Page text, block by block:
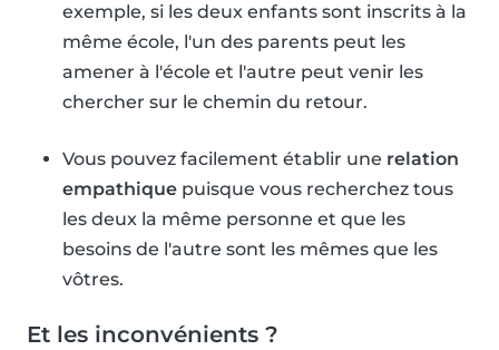
exemple, si les deux enfants sont inscrits à la
même école, l'un des parents peut les
amener à l'école et l'autre peut venir les
chercher sur le chemin du retour.
Vous pouvez facilement établir une relation
empathique puisque vous recherchez tous
les deux la même personne et que les
besoins de l'autre sont les mêmes que les
vôtres.
Et les inconvénients ?